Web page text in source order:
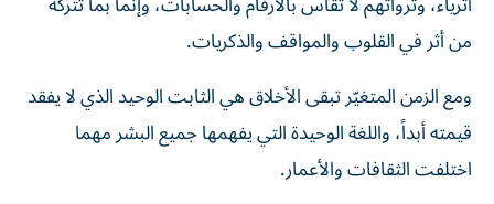
من أثر في القلوب والمواقف والذكريات.
ومع الزمن المتغيّر تبقى الأخلاق هي الثابت الوحيد الذي لا يفقد
قيمته أبداً، واللغة الوحيدة التي يفهمها جميع البشر مهما
اختلفت الثقافات والأعمار.